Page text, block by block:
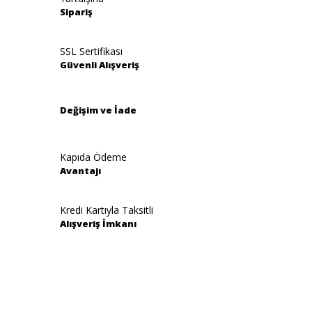
Ürün resmi kalitesiz, bozuk veya görüntülenemiyor.
Ürün bilgilerinde hatalar bulunuyor.
Ürün fiyatı diğer sitelerden daha pahalı.
Sipariş
SSL Sertifikası
Güvenli Alışveriş
Değişim ve İade
Kapıda Ödeme
Avantajı
Kredi Kartıyla Taksitli
Alışveriş İmkanı